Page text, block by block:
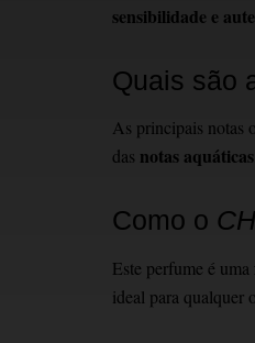
sensibilidade e
Quais são
As principais notas
das notas aquáticas
Como o
Este perfume é uma
ideal para qualquer